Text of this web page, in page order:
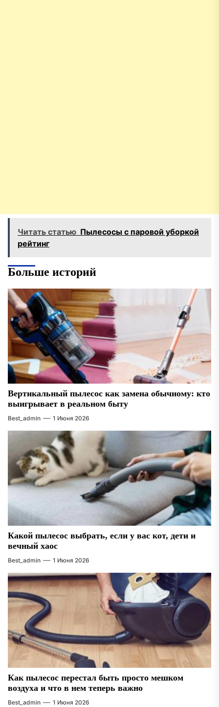
Читать статью Пылесосы с паровой уборкой
рейтинг
Больше историй
Вертикальный пылесос как замена обычному: кто
выигрывает в реальном быту
Best_admin 1 Июня 2026
Какой пылесос выбрать, если у вас кот, дети и
вечный хаос
Best_admin 1 Июня 2026
Как пылесос перестал быть просто мешком
воздуха и что в нем теперь важно
Best_admin 1 Июня 2026